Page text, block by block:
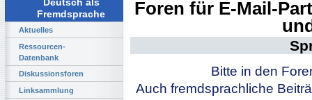
Deutsch als
Fremdsprache
Aktuelles
Ressourcen-
Datenbank
Diskussionsforen
Linksammlung
Foren für E-Mail-
Bitte in den
Auch fremdsprachliche